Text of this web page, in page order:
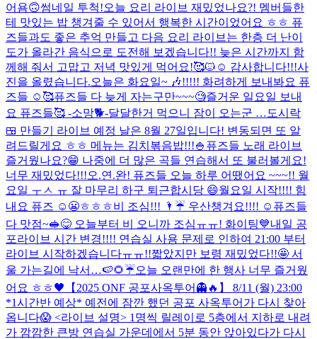
어욤🙃썸네일 투척!오늘 요리 라이브 재밌었나요?! 멤버들한
테 맛있는 밥 챙겨줄 수 있어서 행복한 시간이었어요 ㅎㅎ 퓨
즈들과도 좋은 추억 만들고 다음 요리 라이브는 한층 더 난이
도가 올라간 음식으로 도전해 보겠습니다!! 늦은 시간까지 함
께해 줘서 고맙고 저녁 맛있게 먹어요!🥰🐱☺️ 감사합니다!!!사
진을 올렸습니다.오늘은 화요일~ 🎶!!!!! 화려하게 보내봐요 퓨
즈들 ☺️🥰퓨즈들 다 늦게 자는구만~~~🧐즐거운 일요일 보내
요 퓨즈들🥰 -소망🐕-달달한거 먹으니 잠이 오는군 …도시락
🍱 만들기 라이브 예정 날은 8월 27일입니다! 변동되면 또 알
려드릴게요 ㅎㅎ 메뉴는 김치볶음밥!!!🍚 퓨즈들 노래 라이브
즐거웠나요?😁 나중에 더 많은 곡들 연습해서 또 불러볼게요!
너무 재밌었다!!!오.연.완! 퓨즈들 오늘 하루 어땠어요 ~~~!! 월
요일 ㅜㅅ ㅠ 잘 마무리 하구 퇴근합시당 😄월요일 시작!!!! 힘
내요 퓨즈 ☺️😬ㅎㅎㅎ비 조심!!! 🌂☔️ 우산챙겨요!!!! ☺️ 퓨즈들
다 맛점~🥪😋 오늘부터 비 오니까 조심ㅠㅠ! 화이팅💙내일 공
포라이브 시간 변경!!!! 연습실 사용 문제로 인하여 21:00 부터
라이브 시작하겠습니다ㅠㅠ!!짧았지만 보령 재밌었다!!🤩 서
울 가는길에 낙서…🍉🌻☔️오늘 오랜만에 한 행사 너무 즐거웠
어요 ㅎㅎ🖤
【2025 ONF 공포사옥투어👻🔥】 8/11 (월) 23:00
*1시간반 예상* 예전에 잠깐 했던 공포 사옥투어가 다시 찾아
옵니다😱 <라이브 설명> 1명씩 릴레이로 5층에서 지하로 내려
가 깜깜한 큰방 연습실 가운데에서 5분 동안 앉아있다가 다시